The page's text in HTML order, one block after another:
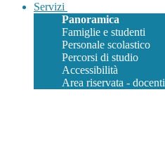
Servizi
Panoramica
Famiglie e studenti
Personale scolastico
Percorsi di studio
Accessibilità
Area riservata - docenti